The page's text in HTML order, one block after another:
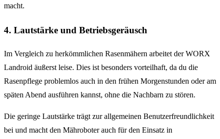
macht.
4. Lautstärke und Betriebsgeräusch
Im Vergleich zu herkömmlichen Rasenmähern arbeitet der WORX
Landroid äußerst leise. Dies ist besonders vorteilhaft, da du die
Rasenpflege problemlos auch in den frühen Morgenstunden oder am
späten Abend ausführen kannst, ohne die Nachbarn zu stören.
Die geringe Lautstärke trägt zur allgemeinen Benutzerfreundlichkeit
bei und macht den Mähroboter auch für den Einsatz in